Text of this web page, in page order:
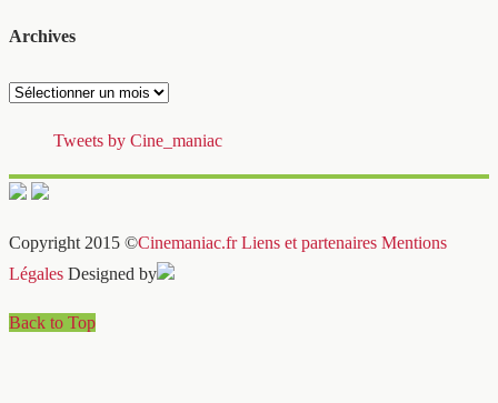
Archives
Archives
Tweets by Cine_maniac
Copyright 2015 ©Cinemaniac.fr Liens et partenaires Mentions
Légales Designed by
Back to Top